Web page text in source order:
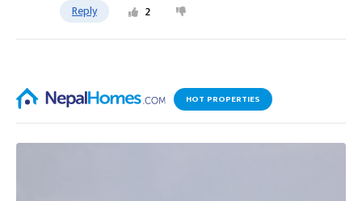
Reply 2
HOT PROPERTIES